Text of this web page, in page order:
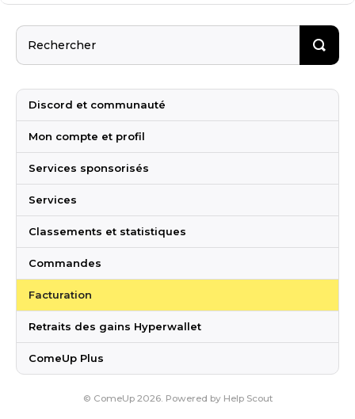
Discord et communauté
Mon compte et profil
Services sponsorisés
Services
Classements et statistiques
Commandes
Facturation
Retraits des gains Hyperwallet
ComeUp Plus
© ComeUp2026. Powered by Help Scout